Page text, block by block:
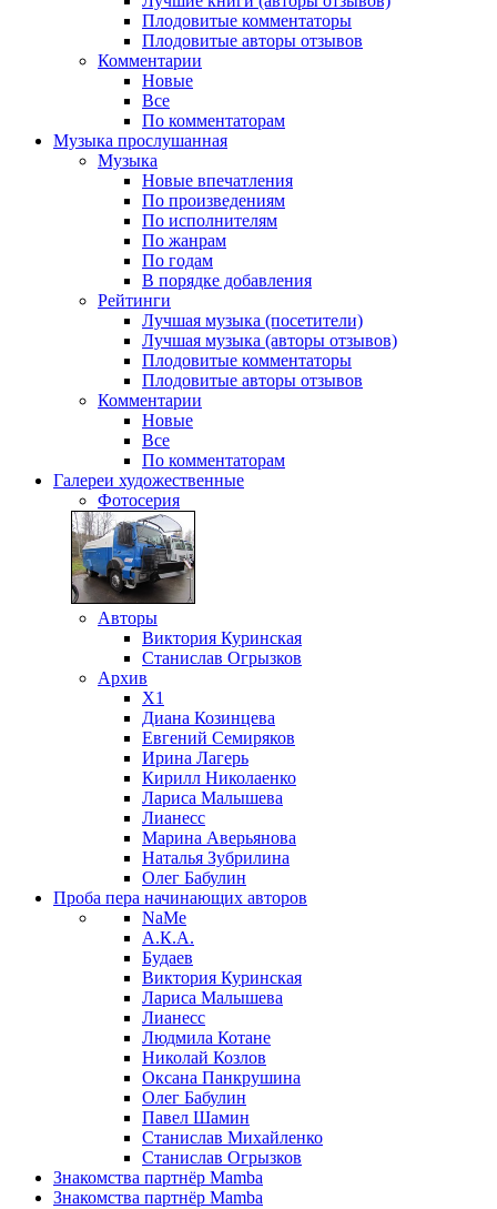
Плодовитые комментаторы
Плодовитые авторы отзывов
Комментарии
Новые
Все
По комментаторам
Музыка прослушанная
Музыка
Новые впечатления
По произведениям
По исполнителям
По жанрам
По годам
В порядке добавления
Рейтинги
Лучшая музыка (посетители)
Лучшая музыка (авторы отзывов)
Плодовитые комментаторы
Плодовитые авторы отзывов
Комментарии
Новые
Все
По комментаторам
Галереи художественные
Фотосерия
Авторы
Виктория Куринская
Станислав Огрызков
Архив
X1
Диана Козинцева
Евгений Семиряков
Ирина Лагерь
Кирилл Николаенко
Лариса Малышева
Лианесс
Марина Аверьянова
Наталья Зубрилина
Олег Бабулин
Проба пера начинающих авторов
NaMe
А.К.А.
Будаев
Виктория Куринская
Лариса Малышева
Лианесс
Людмила Котане
Николай Козлов
Оксана Панкрушина
Олег Бабулин
Павел Шамин
Станислав Михайленко
Станислав Огрызков
Знакомства партнёр Mamba
Знакомства партнёр Mamba